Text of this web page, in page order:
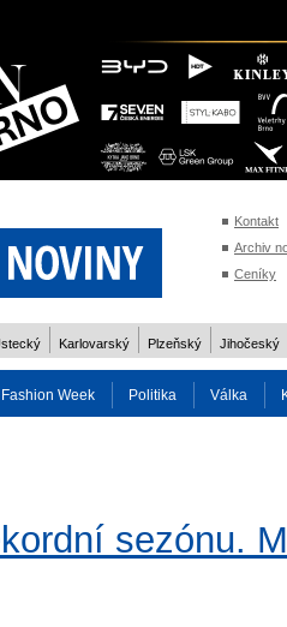
Kontakt
Archiv
Ceníky
Karlovarský Plzeňský Jihočeský
Week Politika Válka
sezónu.